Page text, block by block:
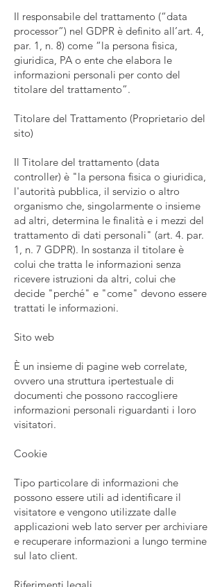
Il responsabile del trattamento (“data
processor”) nel GDPR è definito all’art. 4,
par. 1, n. 8) come “la persona fisica,
giuridica, PA o ente che elabora le
informazioni personali per conto del
titolare del trattamento”.
Titolare del Trattamento (Proprietario del
sito)
Il Titolare del trattamento (data
controller) è "la persona fisica o giuridica,
l'autorità pubblica, il servizio o altro
organismo che, singolarmente o insieme
ad altri, determina le finalità e i mezzi del
trattamento di dati personali" (art. 4. par.
1, n. 7 GDPR). In sostanza il titolare è
colui che tratta le informazioni senza
ricevere istruzioni da altri, colui che
decide "perché" e "come" devono essere
trattati le informazioni.
Sito web
È un insieme di pagine web correlate,
ovvero una struttura ipertestuale di
documenti che possono raccogliere
informazioni personali riguardanti i loro
visitatori.
Cookie
Tipo particolare di informazioni che
possono essere utili ad identificare il
visitatore e vengono utilizzate dalle
applicazioni web lato server per archiviare
e recuperare informazioni a lungo termine
sul lato client.